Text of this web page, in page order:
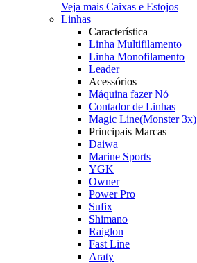
Veja mais Caixas e Estojos
Linhas
Característica
Linha Multifilamento
Linha Monofilamento
Leader
Acessórios
Máquina fazer Nó
Contador de Linhas
Magic Line(Monster 3x)
Principais Marcas
Daiwa
Marine Sports
YGK
Owner
Power Pro
Sufix
Shimano
Raiglon
Fast Line
Araty